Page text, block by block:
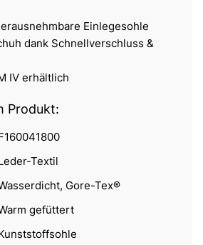
Einlegesohle
dank Schnellverschluss &
IV erhältlich
Produkt:
Textil
Gore-Tex®
gefüttert